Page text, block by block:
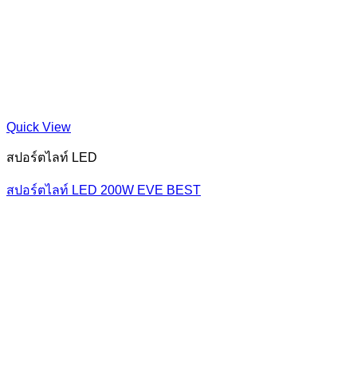
Quick View
สปอร์ตไลท์ LED
สปอร์ตไลท์ LED 200W EVE BEST